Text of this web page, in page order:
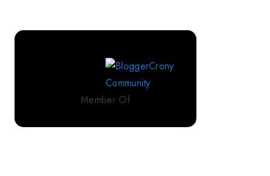
Member Of